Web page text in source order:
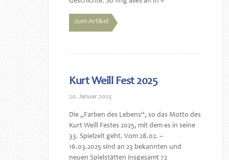
zum Artikel
Kurt Weill Fest 2025
20. Januar 2025
Die „Farben des Lebens“, so das Motto des
Kurt Weill Festes 2025, mit dem es in seine
33. Spielzeit geht. Vom 28.02. –
16.03.2025 sind an 23 bekannten und
neuen Spielstätten insgesamt 72